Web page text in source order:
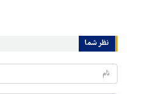
نظر شما